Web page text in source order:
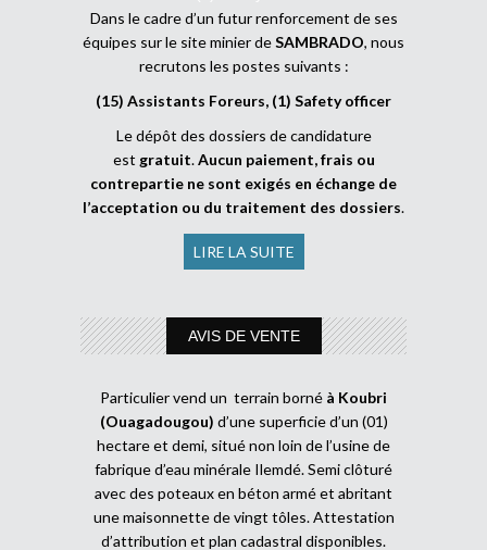
Dans le cadre d’un futur renforcement de ses
équipes sur le site minier deSAMBRADO, nous
recrutons les postes suivants :
(15) Assistants Foreurs, (1) Safety officer
Le dépôt des dossiers de candidature
est gratuit.Aucun paiement, frais ou
contrepartie ne sont exigés en échange de
l’acceptation ou du traitement des dossiers.
LIRE LA SUITE
AVIS DE VENTE
Particulier vend un terrain borné à Koubri
(Ouagadougou) d’une superficie d’un (01)
hectare et demi, situé non loin de l’usine de
fabrique d’eau minérale Ilemdé. Semi clôturé
avec des poteaux en béton armé et abritant
une maisonnette de vingt tôles. Attestation
d’attribution et plan cadastral disponibles.